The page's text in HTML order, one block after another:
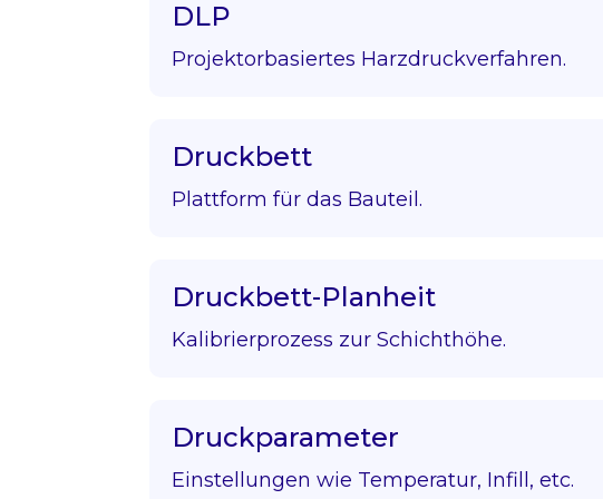
DLP
Projektorbasiertes Harzdruckverfahren.
Druckbett
Plattform für das Bauteil.
Druckbett-Planheit
Kalibrierprozess zur Schichthöhe.
Druckparameter
Einstellungen wie Temperatur, Infill, etc.